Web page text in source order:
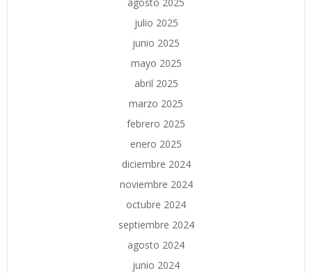
julio 2025
junio 2025
mayo 2025
abril 2025
marzo 2025
febrero 2025
enero 2025
diciembre 2024
noviembre 2024
octubre 2024
septiembre 2024
agosto 2024
junio 2024